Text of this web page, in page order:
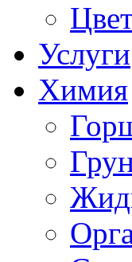
Услуги
Химия